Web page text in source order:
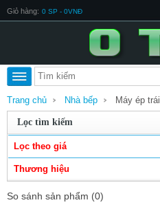
Giỏ hàng: 0 SP - 0VNĐ
Trang chủ Nhà bếp Máy ép
Lọc tìm kiếm
Lọc theo giá
Thương hiệu
So sánh sản phẩm (0)